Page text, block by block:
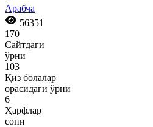
Арабча
56351
170
Сайтдаги
ўрни
103
Қиз болалар
орасидаги ўрни
6
Ҳарфлар
сони